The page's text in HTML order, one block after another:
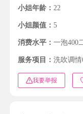
小姐年龄： 22
小姐颜值： 5
消费水平： 一泡400
服务项目： 洗吹调
我要举报